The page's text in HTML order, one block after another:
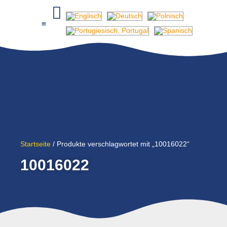
Startseite / Produkte verschlagwortet mit „10016022“
10016022